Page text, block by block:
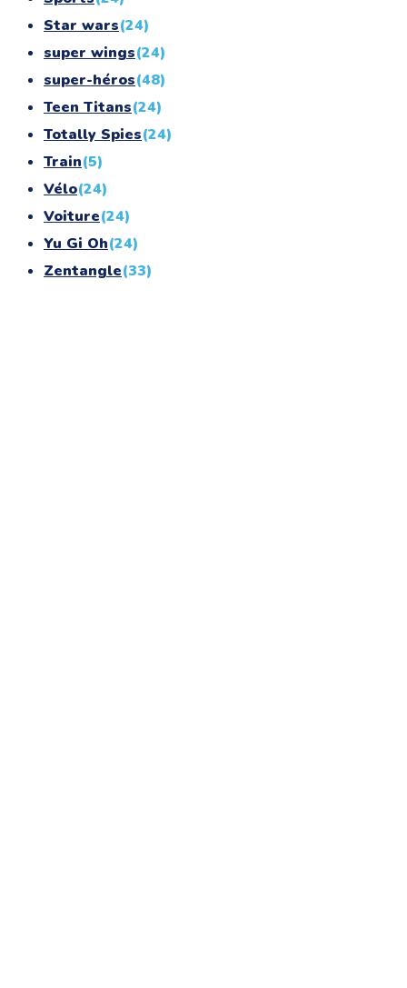
Star wars(24)
super wings(24)
super-héros(48)
Teen Titans(24)
Totally Spies(24)
Train(5)
Vélo(24)
Voiture(24)
Yu Gi Oh(24)
Zentangle(33)